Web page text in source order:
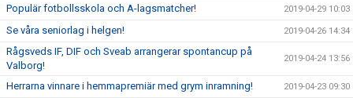
Populär fotbollsskola och A-lagsmatcher! 2019-04-29 10:03
Se våra seniorlag i helgen! 2019-04-26 14:34
Rågsveds IF, DIF och Sveab arrangerar spontancup på
Valborg!
2019-04-24 13:56
Herrarna vinnare i hemmapremiär med grym inramning! 2019-04-23 09:30